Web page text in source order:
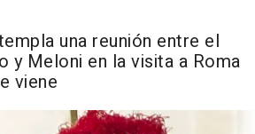
una reunión entre el
y Meloni en la visita a Roma
viene